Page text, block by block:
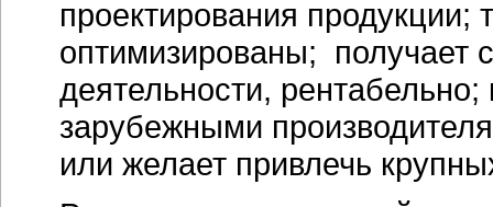
проектирования продукции;
оптимизированы; получает
деятельности,
зарубежными
или желает привлечь